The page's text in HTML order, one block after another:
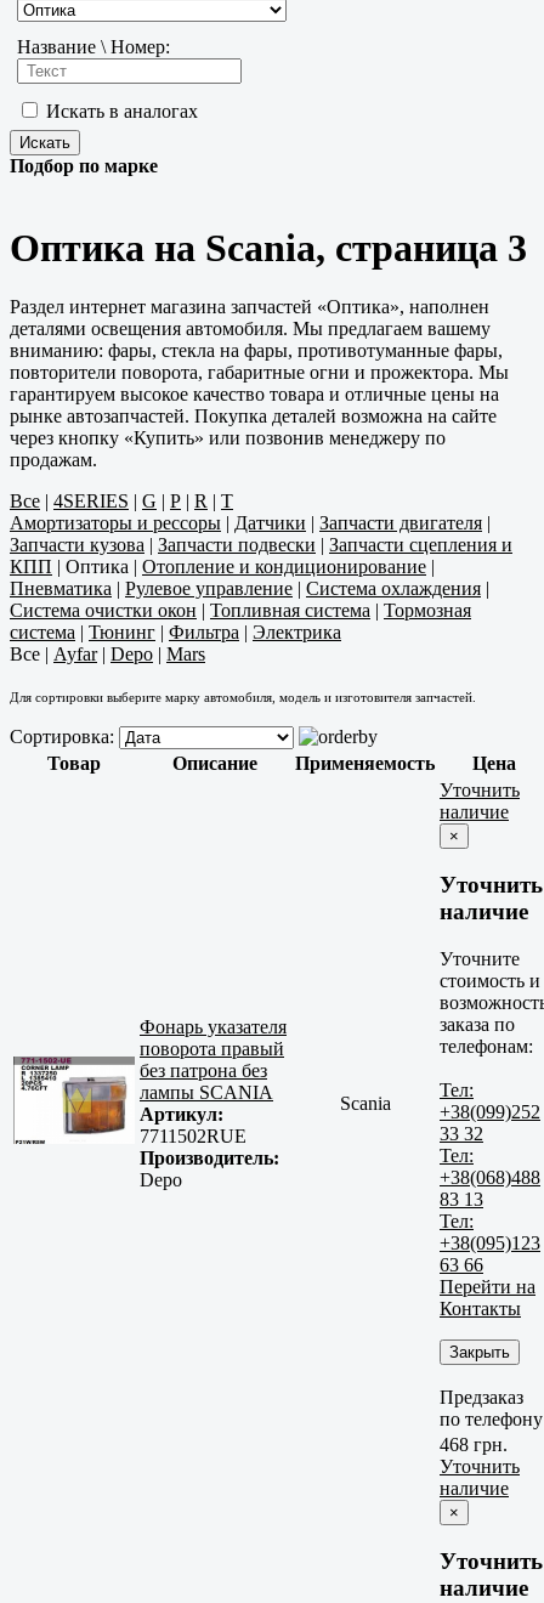
Название \ Номер:
Искать в аналогах
Подбор по марке
Оптика на Scania, страница 3
Раздел интернет магазина запчастей «Оптика», наполнен
деталями освещения автомобиля. Мы предлагаем вашему
вниманию: фары, стекла на фары, противотуманные фары,
повторители поворота, габаритные огни и прожектора. Мы
гарантируем высокое качество товара и отличные цены на
рынке автозапчастей. Покупка деталей возможна на сайте
через кнопку «Купить» или позвонив менеджеру по
продажам.
Все | 4SERIES | G | P | R | T
Амортизаторы и рессоры | Датчики | Запчасти двигателя |
Запчасти кузова | Запчасти подвески | Запчасти сцепления и
КПП | Оптика | Отопление и кондиционирование |
Пневматика | Рулевое управление | Система охлаждения |
Система очистки окон | Топливная система | Тормозная
система | Тюнинг | Фильтра | Электрика
Все | Ayfar| Depo | Mars
Для сортировки выберите марку автомобиля, модель и изготовителя запчастей.
Сортировка:
Товар
Описание Применяемость Цена
Фонарь указателя
поворота правый
без патрона без
лампы SCANIA
Артикул:
7711502RUE
Производитель:
Depo
Scania
Уточнить
наличие
×
Уточнить
наличие
Уточните
стоимость и
заказа по
телефонам:
Тел:
+38(099)252
33 32
Тел:
+38(068)488
83 13
Тел:
+38(095)123
63 66
Перейти на
Контакты
Закрыть
Предзаказ
по телефону
468 грн.
Уточнить
наличие
×
Уточнить
наличие